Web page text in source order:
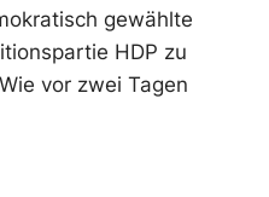
gewählte
HDP zu
vor zwei Tagen